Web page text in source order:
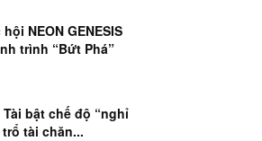
NEON GENESIS
trình “Bứt Phá”
Tài bật chế độ “nghỉ
tài chăn...